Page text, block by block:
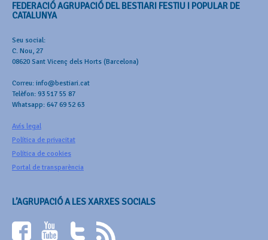
FEDERACIÓ AGRUPACIÓ DEL BESTIARI FESTIU I POPULAR DE
CATALUNYA
Seu social:
C. Nou, 27
08620 Sant Vicenç dels Horts (Barcelona)
Correu: info@bestiari.cat
Telèfon: 93 517 55 87
Whatsapp: 647 69 52 63
Avís legal
Política de privacitat
Política de cookies
Portal de transparència
L’AGRUPACIÓ A LES XARXES SOCIALS